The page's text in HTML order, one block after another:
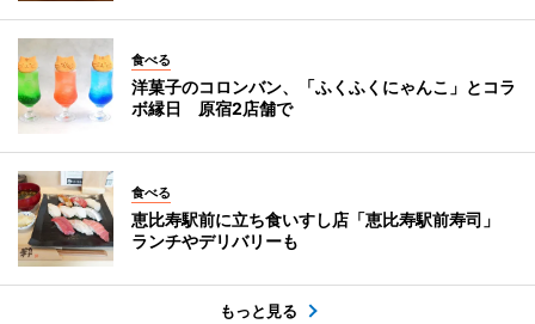
食べる
洋菓子のコロンバン、「ふくふくにゃんこ」とコラ
ボ縁日 原宿2店舗で
食べる
恵比寿駅前に立ち食いすし店「恵比寿駅前寿司」
ランチやデリバリーも
もっと見る